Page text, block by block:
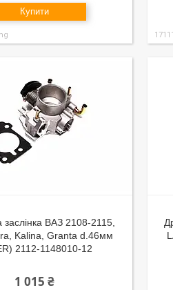
Купити
заслінка ВАЗ 2108-2115,
Kalina, Granta d.46мм
2112-1148010-12
1 015 ₴